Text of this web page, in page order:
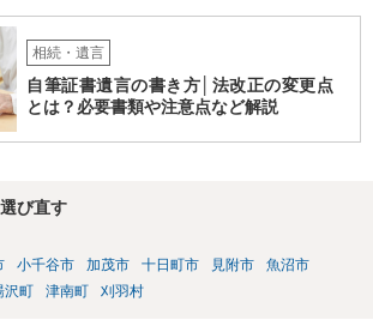
相続・遺言
自筆証書遺言の書き方│法改正の変更点
とは？必要書類や注意点など解説
び直す
小千谷市 加茂市 十日町市 見附市
魚沼市
沢町 津南町 刈羽村